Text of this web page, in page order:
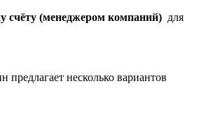
счёту (менеджером компаний) для
предлагает несколько вариантов